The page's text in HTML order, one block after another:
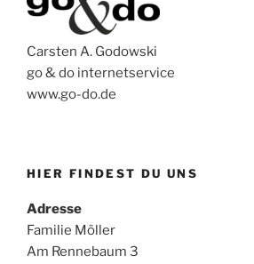
Carsten A. Godowski
go & do internetservice
www.go-do.de
HIER FINDEST DU UNS
Adresse
Familie Möller
Am Rennebaum 3